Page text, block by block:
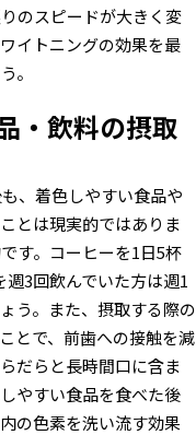
のスピードが大きく変
イトニングの効果を最
。
・飲料の摂取
、着色しやすい食品や
とは現実的ではありま
す。コーヒーを1日5杯
3回飲んでいた方は週1
う。また、摂取する際の
とで、前歯への接触を減
だらと長時間口に含ま
やすい食品を食べた後
の色素を洗い流す効果